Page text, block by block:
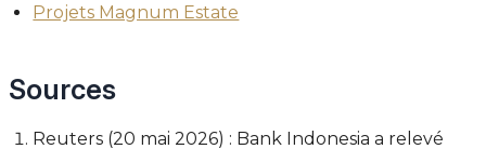
Projets Magnum Estate
Sources
Reuters (20 mai 2026) : Bank Indonesia a relevé